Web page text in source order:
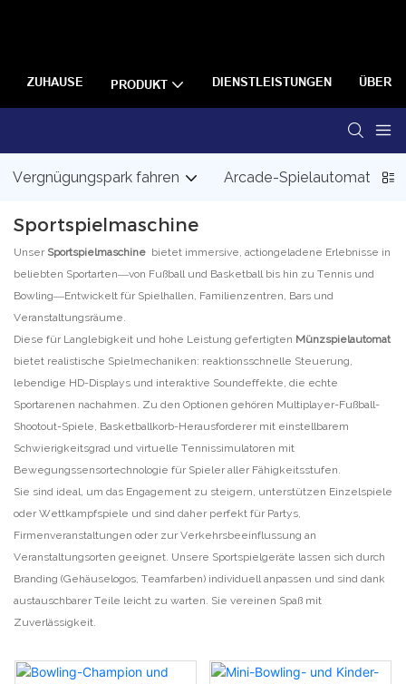
ZUHAUSE PRODUKT DIENSTLEISTUNGEN ÜBER
Vergnügungspark fahren Arcade-Spielautomat
Sportspielmaschine
Unser Sportspielmaschine bietet immersive, actiongeladene Erlebnisse in
beliebten Sportarten—von Fußball und Basketball bis hin zu Tennis und
Bowling—Entwickelt für Spielhallen, Familienzentren, Bars und
Veranstaltungsräume.
Diese für Langlebigkeit und hohe Leistung gefertigten Münzspielautomat
bietet realistische Spielmechaniken: reaktionsschnelle Steuerung,
lebendige HD-Displays und interaktive Soundeffekte, die echte
Sportarenen nachahmen. Zu den Optionen gehören Multiplayer-Fußball-
Shootout-Spiele, Basketballkorb-Herausforderer mit einstellbarem
Schwierigkeitsgrad und virtuelle Tennissimulatoren mit
Bewegungssensortechnologie für Spieler aller Fähigkeitsstufen.
Sie sind ideal, um das Engagement zu steigern, unterstützen Einzelspiele
oder Wettkampfspiele und sind daher perfekt für Partys,
Firmenveranstaltungen oder zur Verkehrsbeeinflussung an
Veranstaltungsorten geeignet. Unsere Sportspielgeräte lassen sich durch
Branding (Gehäuselogos, Teamfarben) individuell anpassen und sind dank
austauschbarer Teile leicht zu warten. Sie vereinen Spaß mit
Zuverlässigkeit.